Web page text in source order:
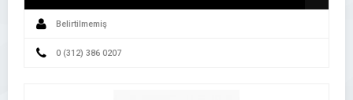
Belirtilmemiş
0 (312) 386 0207